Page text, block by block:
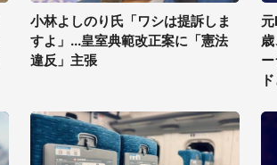
小林よしのり氏「ワシは提訴しま
すよ」...皇室典範改正案に「憲法
違反」主張